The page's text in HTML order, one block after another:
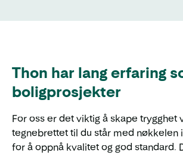
Thon har lang erfaring
boligprosjekter
For oss er det viktig å skape
tegnebrettet til du står med
for å oppnå kvalitet og god standard.